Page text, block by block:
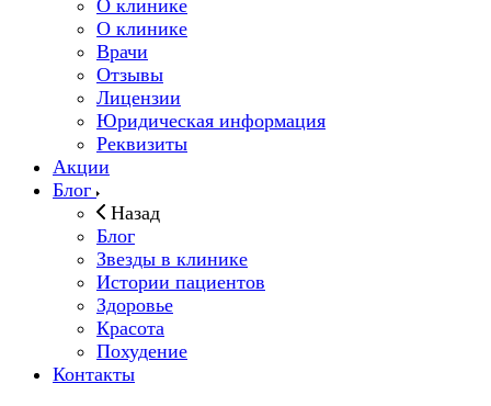
О клинике
О клинике
Врачи
Отзывы
Лицензии
Юридическая информация
Реквизиты
Акции
Блог
Назад
Блог
Звезды в клинике
Истории пациентов
Здоровье
Красота
Похудение
Контакты